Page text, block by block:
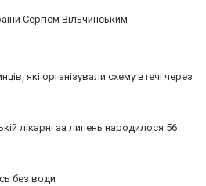
Сергієм Вільчинським
які організували схему втечі через
лікарні за липень народилося 56
без води